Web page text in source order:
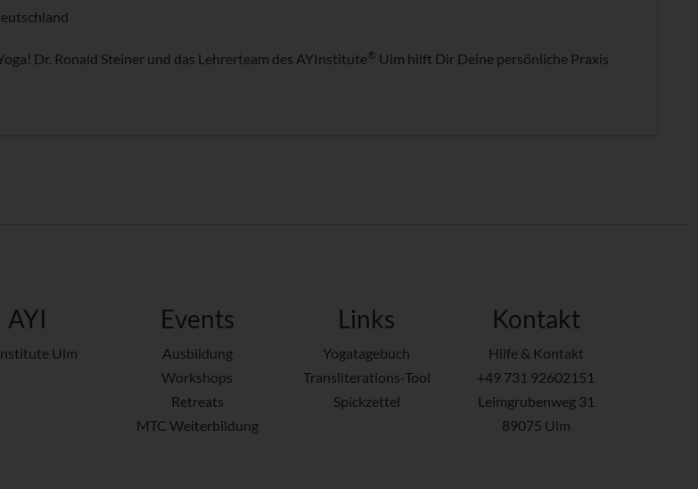
Dr. Ronald Steiner und das Lehrerteam des AYInstitute® Ulm hilft Dir Deine persönliche Praxis
AYI
Ulm
Events
Ausbildung
Workshops
Retreats
MTC Weiterbildung
Links
Yogatagebuch
Transliterations-Tool
Spickzettel
Kontakt
Hilfe & Kontakt
+49 731 92602151
Leimgrubenweg 31
89075 Ulm